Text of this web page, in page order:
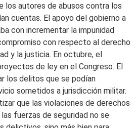
los autores de abusos contra los
cuentas. El apoyo del gobierno a
con incrementar la impunidad
con respecto al derecho
y la justicia. En octubre, el
de ley en el Congreso. El
los delitos que se podían
sometidos a jurisdicción militar.
que las violaciones de derechos
fuerzas de seguridad no se